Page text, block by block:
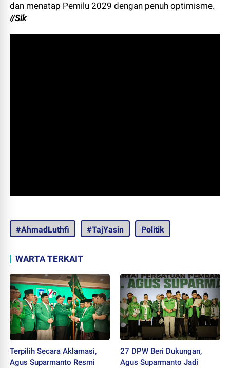
dan menatap Pemilu 2029 dengan penuh optimisme.
//Sik
#AhmadLuthfi #TajYasin Politik
WARTA TERKAIT
Terpilih Secara Aklamasi,
Agus Suparmanto Resmi
27 DPW Beri Dukungan,
Agus Suparmanto Jadi